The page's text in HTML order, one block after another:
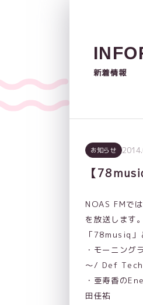
新着情報
お知らせ
【
NOAS FMで
を放送します。
「78musiq」
・モーニン
～/ Def
・亜寿香の
田佳祐